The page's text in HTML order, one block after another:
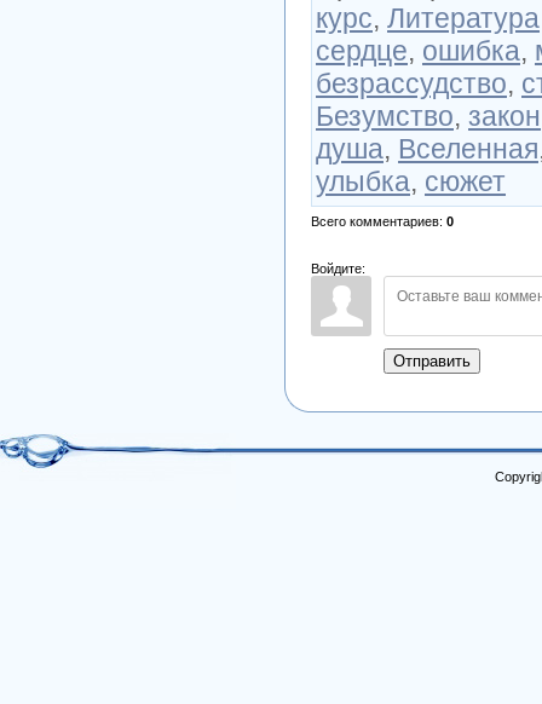
курс, Литература
сердце, ошибка,
безрассудство,
Безумство, закон
душа, Вселенная
улыбка, сюжет
Всего комментариев: 0
Войдите:
Отправить